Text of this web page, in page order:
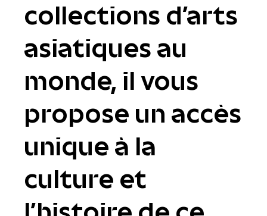
collections d'arts
asiatiques au
monde, il vous
propose un accès
unique à la
culture et